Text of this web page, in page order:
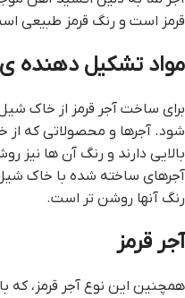
قرمز است و رنگ قرمز طبیعی
مواد تشکیل دهنده ی
برای ساخت آجر قرمز از خاک
شود. آجرها و محصولاتی که
بالایی دارند و رنگ آن ها نیز
آجرهای ساخته شده با خاک شیل
رنگ آنها روشن تر است.
آجر قرمز
همچنین این نوع آجر قرمز،